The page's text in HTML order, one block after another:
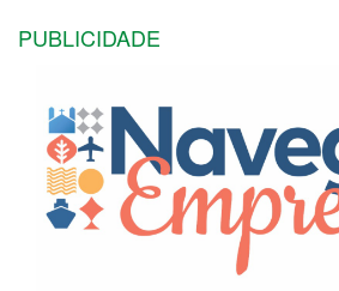
PUBLICIDADE